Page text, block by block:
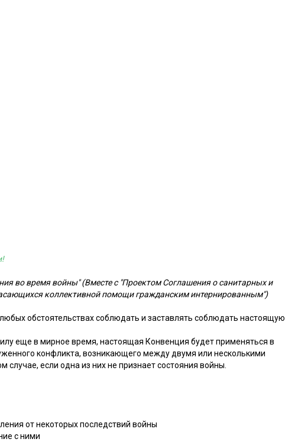
во время войны" (Вместе с "Проектом Соглашения о санитарных и
коллективной помощи гражданским интернированным")
обстоятельствах соблюдать и заставлять соблюдать настоящую
еще в мирное время, настоящая Конвенция будет применяться в
конфликта, возникающего между двумя или несколькими
если одна из них не признает состояния войны.
от некоторых последствий войны
с ними